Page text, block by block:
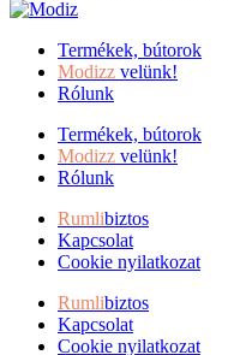
Termékek, bútorok
Modizz velünk!
Rólunk
Termékek, bútorok
Modizz velünk!
Rólunk
Rumlibiztos
Kapcsolat
Cookie nyilatkozat
Rumlibiztos
Kapcsolat
Cookie nyilatkozat